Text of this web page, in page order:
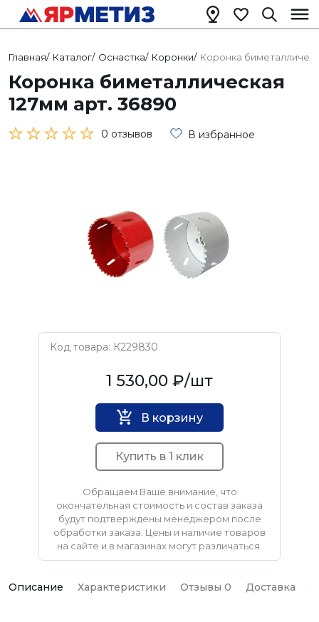
Главная/ Каталог/ Оснастка/ Коронки/ Коронка
Коронка биметаллическая
127мм арт. 36890
0 отзывов В избранное
Код товара: К229830
1 530,00 ₽/шт
В корзину
Купить в 1 клик
Обращаем Ваше внимание, что
окончательная стоимость и состав заказа
будут подтверждены менеджером после
обработки заказа. Цены и наличие товаров
на сайте и в магазинах могут различаться.
Описание Характеристики Отзывы 0 Доставка